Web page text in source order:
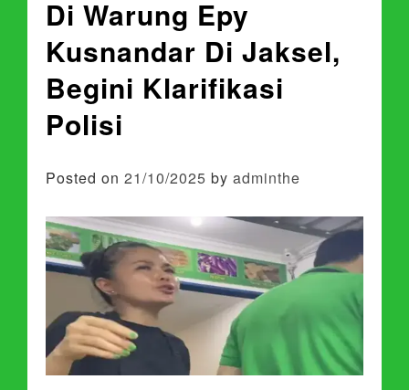
Di Warung Epy
Kusnandar Di Jaksel,
Begini Klarifikasi
Polisi
Posted on 21/10/2025 by adminthe